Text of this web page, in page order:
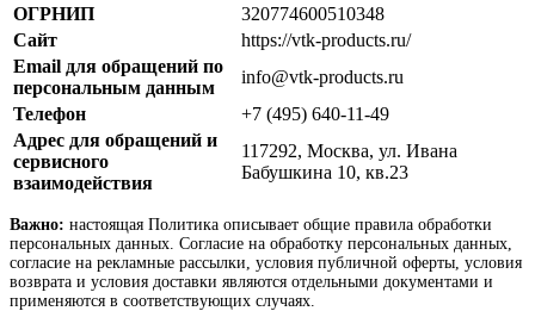
ОГРНИП
320774600510348
Сайт
https://vtk-products.ru/
Email для обращений по
персональным данным
info@vtk-products.ru
Телефон
+7 (495) 640-11-49
Адрес для обращений и
сервисного
взаимодействия
117292, Москва, ул. Ивана
Бабушкина 10, кв.23
Важно: настоящая Политика описывает общие правила обработки
персональных данных. Согласие на обработку персональных данных,
согласие на рекламные рассылки, условия публичной оферты, условия
возврата и условия доставки являются отдельными документами и
применяются в соответствующих случаях.